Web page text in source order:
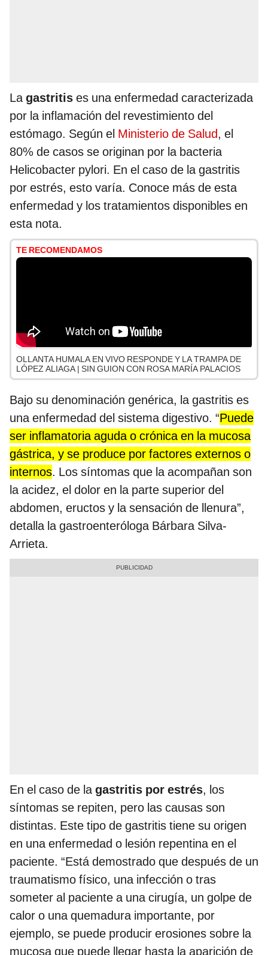
Lagastritis es una enfermedad caracterizada
por la inflamación del revestimiento del
estómago. Según el Ministerio de Salud, el
80% de casos se originan por la bacteria
Helicobacter pylori. En el caso de la gastritis
por estrés, esto varía. Conoce más de esta
enfermedad y los tratamientos disponibles en
esta nota.
TE RECOMENDAMOS
OLLANTA HUMALA EN VIVO RESPONDE Y LA TRAMPA DE
LÓPEZ ALIAGA | SIN GUION CON ROSA MARÍA PALACIOS
Bajo su denominación genérica, la gastritis es
una enfermedad del sistema digestivo. “Puede
ser inflamatoria aguda o crónica en la mucosa
gástrica, y se produce por factores externos o
internos. Los síntomas que la acompañan son
la acidez, el dolor en la parte superior del
abdomen, eructos y la sensación de llenura”,
detalla la gastroenteróloga Bárbara Silva-
Arrieta.
En el caso de lagastritis por estrés, los
síntomas se repiten, pero las causas son
distintas. Este tipo de gastritis tiene su origen
en una enfermedad o lesión repentina en el
paciente. “Está demostrado que después de un
traumatismo físico, una infección o tras
someter al paciente a una cirugía, un golpe de
calor o una quemadura importante, por
ejemplo, se puede producir erosiones sobre la
mucosa que puede llegar hasta la aparición de